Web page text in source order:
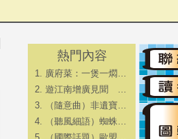
熱門內容
廣府菜：一煲一燜…
遊江南增廣見聞 …
（隨意曲）非遺寶…
（聽風細語）蜘蛛…